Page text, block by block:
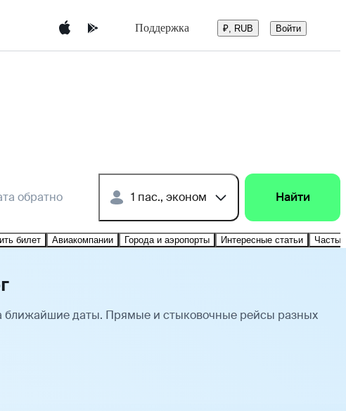
Поддержка ₽, RUB Войти
обратно 1 пас., эконом Найти
билет Авиакомпании Города и аэропорты Интересные статьи
даты. Прямые и стыковочные рейсы разных